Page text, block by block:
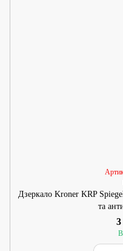
Дзеркало Kroner KRP
та
3
В